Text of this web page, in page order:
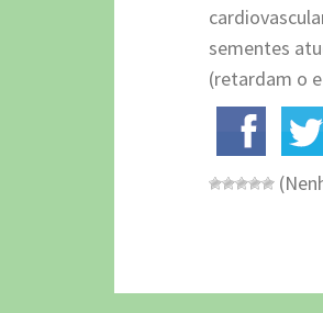
sementes
(retardam o e